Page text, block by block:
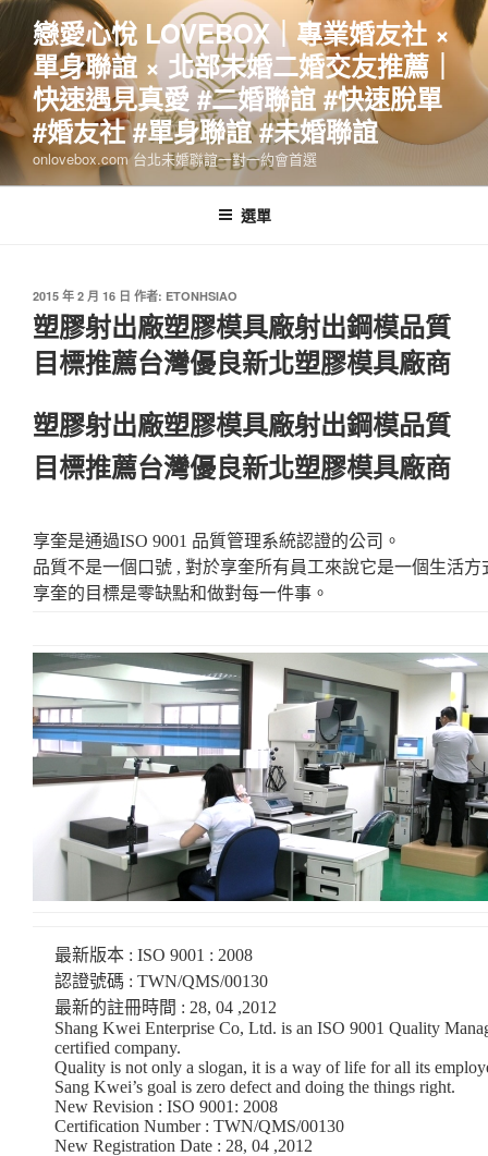
跳
主
要
內
容
戀愛心悅 LOVEBOX｜專業婚友社 ×
單身聯誼 × 北部未婚二婚交友推薦｜
快速遇見真愛 #二婚聯誼 #快速脫單
#婚友社 #單身聯誼 #未婚聯誼
onlovebox.com 台北未婚聯誼一對一約會首選
選單
發
佈
於
2015 年 2 月 16 日 作者: ETONHSIAO
塑膠射出廠塑膠模具廠射出鋼模品質
目標推薦台灣優良新北塑膠模具廠商
塑膠射出廠塑膠模具廠射出鋼模品質
目標推薦台灣優良新北塑膠模具廠商
享奎是通過ISO 9001 品質管理系統認證的公司。
品質不是一個口號 , 對於享奎所有員工來說它是一個生活方
享奎的目標是零缺點和做對每一件事。
最新版本 : ISO 9001 : 2008
認證號碼 : TWN/QMS/00130
最新的註冊時間 : 28, 04 ,2012
Shang Kwei Enterprise Co, Ltd. is an ISO 9001 Quality
certified company.
Quality is not only a slogan, it is a way of life for all its
Sang Kwei’s goal is zero defect and doing the things right.
New Revision : ISO 9001: 2008
Certification Number : TWN/QMS/00130
New Registration Date : 28, 04 ,2012